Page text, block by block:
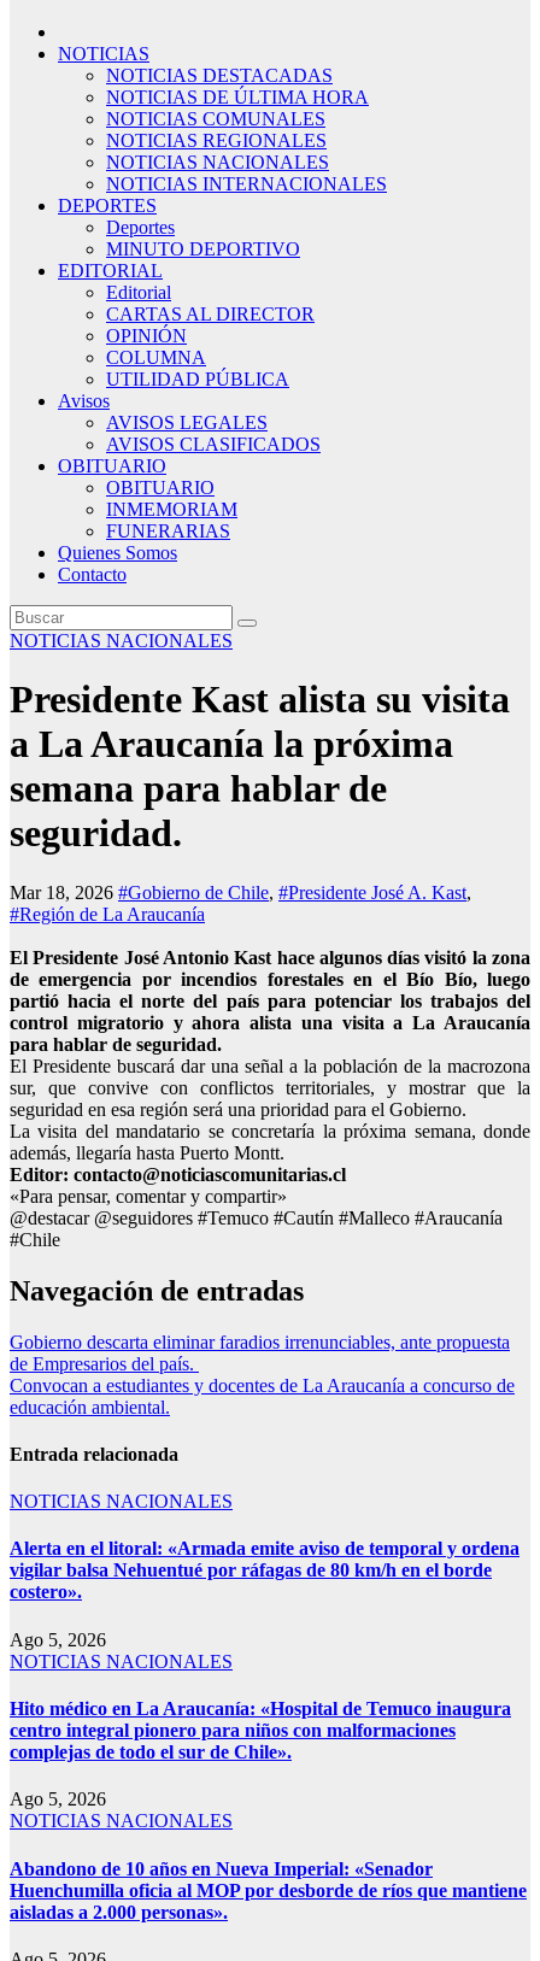
NOTICIAS
NOTICIAS DESTACADAS
NOTICIAS DE ÚLTIMA HORA
NOTICIAS COMUNALES
NOTICIAS REGIONALES
NOTICIAS NACIONALES
NOTICIAS INTERNACIONALES
DEPORTES
Deportes
MINUTO DEPORTIVO
EDITORIAL
Editorial
CARTAS AL DIRECTOR
OPINIÓN
COLUMNA
UTILIDAD PÚBLICA
Avisos
AVISOS LEGALES
AVISOS CLASIFICADOS
OBITUARIO
OBITUARIO
INMEMORIAM
FUNERARIAS
Quienes Somos
Contacto
NOTICIAS NACIONALES
Presidente Kast alista su visita
a La Araucanía la próxima
semana para hablar de
seguridad.
Mar 18, 2026 #Gobierno de Chile, #Presidente José A. Kast,
#Región de La Araucanía
El Presidente José Antonio Kast hace algunos días visitó la zona
de emergencia por incendios forestales en el Bío Bío, luego
partió hacia el norte del país para potenciar los trabajos del
control migratorio y ahora alista una visita a La Araucanía
para hablar de seguridad.
El Presidente buscará dar una señal a la población de la macrozona
sur, que convive con conflictos territoriales, y mostrar que la
seguridad en esa región será una prioridad para el Gobierno.
La visita del mandatario se concretaría la próxima semana, donde
además, llegaría hasta Puerto Montt.
Editor: contacto@noticiascomunitarias.cl
«Para pensar, comentar y compartir»
@destacar @seguidores #Temuco #Cautín #Malleco #Araucanía
#Chile
Navegación de entradas
Gobierno descarta eliminar faradios irrenunciables, ante propuesta
de Empresarios del país.
Convocan a estudiantes y docentes de La Araucanía a concurso de
educación ambiental.
Entrada relacionada
NOTICIAS NACIONALES
Alerta en el litoral: «Armada emite aviso de temporal y ordena
vigilar balsa Nehuentué por ráfagas de 80 km/h en el borde
costero».
Ago 5, 2026
NOTICIAS NACIONALES
Hito médico en La Araucanía: «Hospital de Temuco inaugura
centro integral pionero para niños con malformaciones
complejas de todo el sur de Chile».
Ago 5, 2026
NOTICIAS NACIONALES
Abandono de 10 años en Nueva Imperial: «Senador
Huenchumilla oficia al MOP por desborde de ríos que mantiene
aisladas a 2.000 personas».